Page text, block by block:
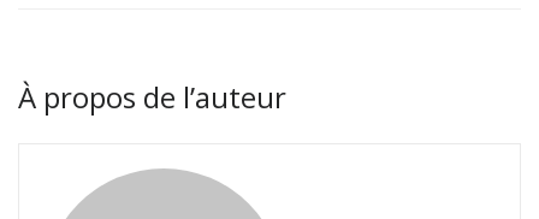
À propos de l’auteur